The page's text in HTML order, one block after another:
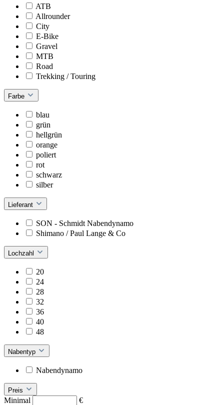
ATB
Allrounder
City
E-Bike
Gravel
MTB
Road
Trekking / Touring
Farbe
blau
grün
hellgrün
orange
poliert
rot
schwarz
silber
Lieferant
SON - Schmidt Nabendynamo
Shimano / Paul Lange & Co
Lochzahl
20
24
28
32
36
40
48
Nabentyp
Nabendynamo
Preis
Minimal
€